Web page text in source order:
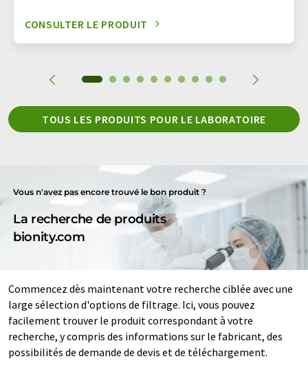
CONSULTER LE PRODUIT
TOUS LES PRODUITS POUR LE LABORATOIRE
Vous n'avez pas encore trouvé le bon produit ?
La recherche de produits
bionity.com
Commencez dès maintenant votre recherche ciblée avec une
large sélection d'options de filtrage. Ici, vous pouvez
facilement trouver le produit correspondant à votre
recherche, y compris des informations sur le fabricant, des
possibilités de demande de devis et de téléchargement.